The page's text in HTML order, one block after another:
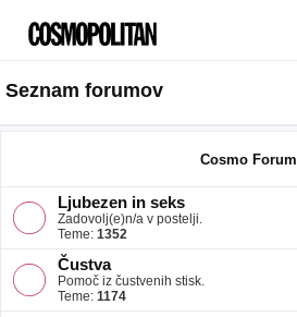
Seznam forumov
Cosmo Forum
Ljubezen in seks
Zadovolj(e)n/a v postelji.
Teme: 1352
Čustva
Pomoč iz čustvenih stisk.
Teme: 1174